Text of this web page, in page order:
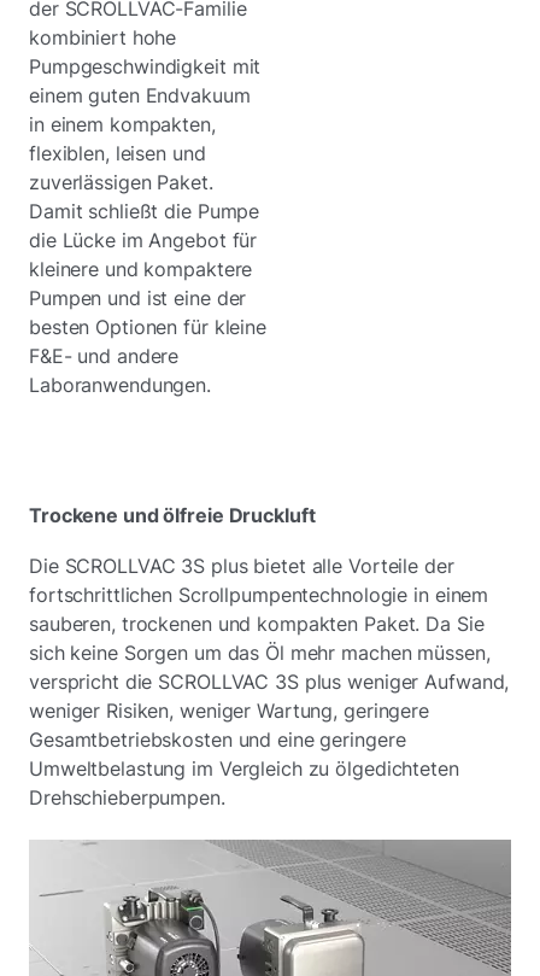
der SCROLLVAC-Familie
kombiniert hohe
Pumpgeschwindigkeit mit
einem guten Endvakuum
in einem kompakten,
flexiblen, leisen und
zuverlässigen Paket.
Damit schließt die Pumpe
die Lücke im Angebot für
kleinere und kompaktere
Pumpen und ist eine der
besten Optionen für kleine
F&E- und andere
Laboranwendungen.
Trockene und ölfreie Druckluft
Die SCROLLVAC 3S plus bietet alle Vorteile der
fortschrittlichen Scrollpumpentechnologie in einem
sauberen, trockenen und kompakten Paket. Da Sie
sich keine Sorgen um das Öl mehr machen müssen,
verspricht die SCROLLVAC 3S plus weniger Aufwand,
weniger Risiken, weniger Wartung, geringere
Gesamtbetriebskosten und eine geringere
Umweltbelastung im Vergleich zu ölgedichteten
Drehschieberpumpen.